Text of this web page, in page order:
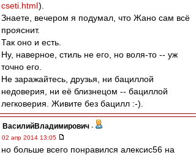
cseti.html).
Знаете, вечером я подумал, что Жано сам всё
прояснит.
Так оно и есть.
Ну, наверное, стиль не его, но воля-то -- уж
точно его.
Не заражайтесь, друзья, ни бациллой
недоверия, ни её близнецом -- бациллой
легковерия. Живите без бацилл :-).
ВасилийВладимирович -
02 апр 2014 13:05
но больше всего понравился алексис56 на